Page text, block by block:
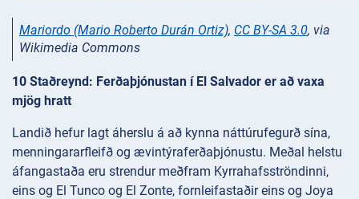
Mariordo (Mario Roberto Durán Ortiz), CC BY-SA 3.0, via
Wikimedia Commons
10 Staðreynd: Ferðaþjónustan í El Salvador er að vaxa
mjög hratt
Landið hefur lagt áherslu á að kynna náttúrufegurð sína,
menningararfleifð og ævintýraferðaþjónustu. Meðal helstu
áfangastaða eru strendur meðfram Kyrrahafsströndinni,
eins og El Tunco og El Zonte, fornleifastaðir eins og Joya